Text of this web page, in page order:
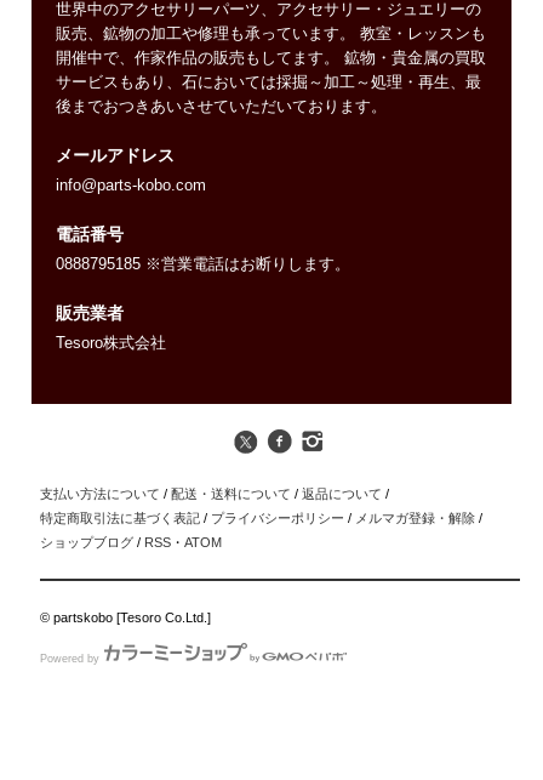
世界中のアクセサリーパーツ、アクセサリー・ジュエリーの
販売、鉱物の加工や修理も承っています。 教室・レッスンも
開催中で、作家作品の販売もしてます。 鉱物・貴金属の買取
サービスもあり、石においては採掘～加工～処理・再生、最
後までおつきあいさせていただいております。
メールアドレス
info@parts-kobo.com
電話番号
0888795185 ※営業電話はお断りします。
販売業者
Tesoro株式会社
支払い方法について / 配送・送料について / 返品について /
特定商取引法に基づく表記 / プライバシーポリシー / メルマガ登録・解除 /
ショップブログ / RSS ・ATOM
© partskobo [Tesoro Co.Ltd.]
Powered by